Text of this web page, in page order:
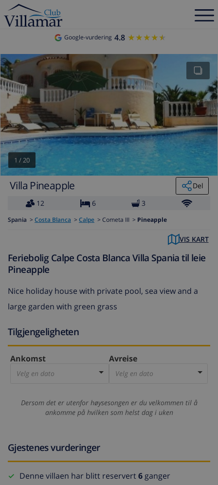
Google-vurdering 4.8 ★★★★★
★★★★★
1 /20
Villa Pineapple
Del
12
6 3
Spania > Costa Blanca > Calpe > Cometa III > Pineapple
VIS KART
Feriebolig Calpe Costa Blanca Villa Spania til leie
Pineapple
Nice holiday house with private pool, sea view and a
large garden with green grass
Tilgjengeligheten
Ankomst
Velg en dato
Avreise
Velg en dato
Dersom det er utenfor høysesongen er du velkommen til å
ankomme på hvilken som helst dag i uken
Gjestenes vurderinger
Denne villaen har blitt reservert6ganger